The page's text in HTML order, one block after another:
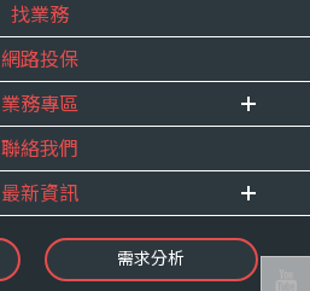
重要事跡
得獎紀錄
服務宣言
合作夥伴
內勤招聘
精英招募
年度增員計畫
找業務
網路投保
業務專區
E 線資源網
聯絡我們
最新資訊
最新消息
錠嵂焦點
需求分析